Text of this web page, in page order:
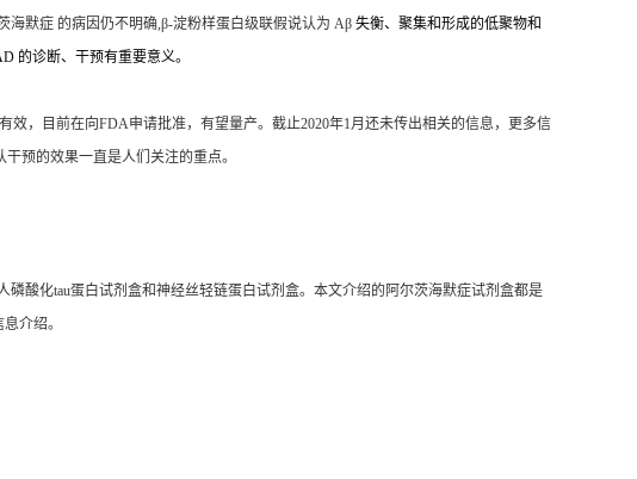
默症 的病因仍不明确,β-淀粉样蛋白级联假说认为 Aβ 失衡、聚集和形成的低聚物和
的诊断、干预有重要意义。
效，目前在向FDA申请批准，有望量产。截止2020年1月还未传出相关的信息，更多信
预的效果一直是人们关注的重点。
酸化tau蛋白试剂盒和神经丝轻链蛋白试剂盒。本文介绍的阿尔茨海默症试剂盒都是
介绍。